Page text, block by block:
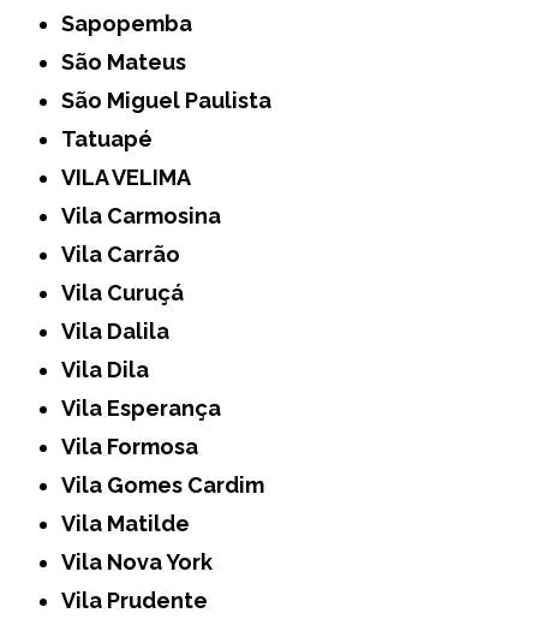
Sapopemba
São Mateus
São Miguel Paulista
Tatuapé
VILA VELIMA
Vila Carmosina
Vila Carrão
Vila Curuçá
Vila Dalila
Vila Dila
Vila Esperança
Vila Formosa
Vila Gomes Cardim
Vila Matilde
Vila Nova York
Vila Prudente